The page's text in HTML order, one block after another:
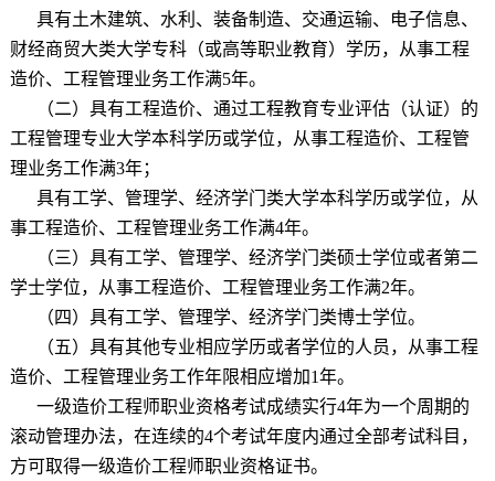
具有土木建筑、水利、装备制造、交通运输、电子信息、
财经商贸大类大学专科（或高等职业教育）学历，从事工程
造价、工程管理业务工作满5年。
（二）具有工程造价、通过工程教育专业评估（认证）的
工程管理专业大学本科学历或学位，从事工程造价、工程管
理业务工作满3年；
具有工学、管理学、经济学门类大学本科学历或学位，从
事工程造价、工程管理业务工作满4年。
（三）具有工学、管理学、经济学门类硕士学位或者第二
学士学位，从事工程造价、工程管理业务工作满2年。
（四）具有工学、管理学、经济学门类博士学位。
（五）具有其他专业相应学历或者学位的人员，从事工程
造价、工程管理业务工作年限相应增加1年。
一级造价工程师职业资格考试成绩实行4年为一个周期的
滚动管理办法，在连续的4个考试年度内通过全部考试科目，
方可取得一级造价工程师职业资格证书。